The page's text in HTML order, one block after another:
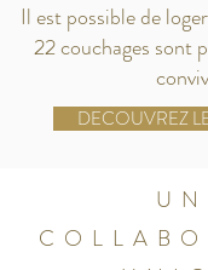
Il est possible de
22 couchages sont
DECOUVREZ